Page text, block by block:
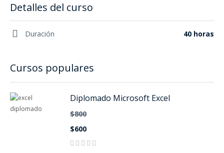
Detalles del curso
Duración 40 horas
Cursos populares
Diplomado Microsoft Excel
$800
$600